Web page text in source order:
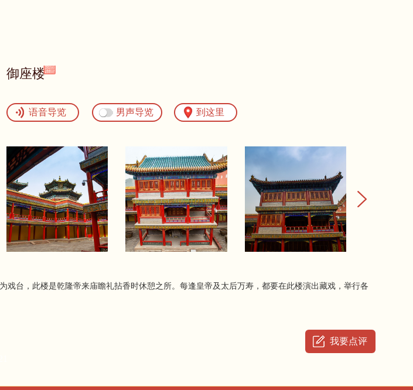
御座楼
语音导览 男声导览 到这里
台，此楼是乾隆帝来庙瞻礼拈香时休憩之所。每逢皇帝及太后万寿，都要在此楼演出藏戏，举行各
我要点评